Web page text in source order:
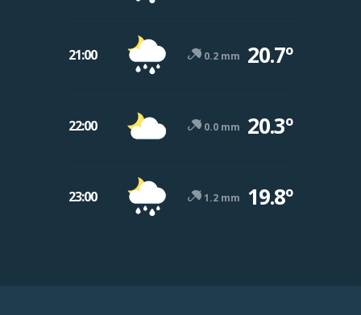
21:00 0.2 mm 20.7º
22:00 0.0 mm 20.3º
23:00 1.2 mm 19.8º